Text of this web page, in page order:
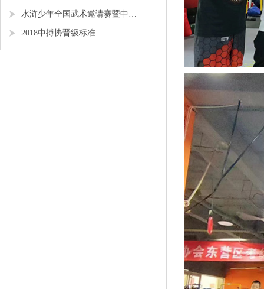
水浒少年全国武术邀请赛暨中搏协青少年搏击锦标赛
2018中搏协晋级标准